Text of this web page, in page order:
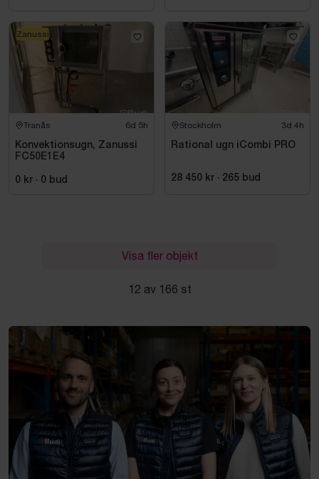
Tranås 6d 5h
Konvektionsugn, Zanussi
FC50E1E4
0 kr · 0 bud
Zanussi
Stockholm 3d 4h
Rational ugn iCombi PRO
28 450 kr · 265 bud
Visa fler objekt
12 av 166 st